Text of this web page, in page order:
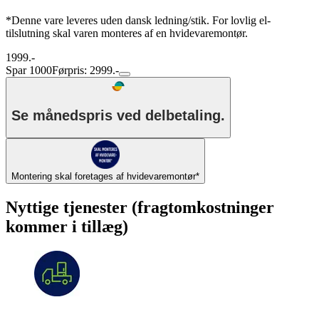
*Denne vare leveres uden dansk ledning/stik. For lovlig el-
tilslutning skal varen monteres af en hvidevaremontør.
1999.-
Spar 1000Førpris: 2999.-
Se månedspris ved delbetaling.
Montering skal foretages af hvidevaremontør*
Nyttige tjenester (fragtomkostninger
kommer i tillæg)